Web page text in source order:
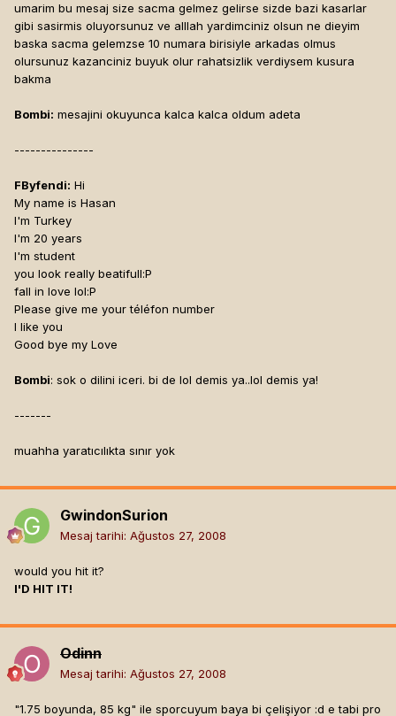
umarim bu mesaj size sacma gelmez gelirse sizde bazi kasarlar
gibi sasirmis oluyorsunuz ve alllah yardimciniz olsun ne dieyim
baska sacma gelemzse 10 numara birisiyle arkadas olmus
olursunuz kazanciniz buyuk olur rahatsizlik verdiysem kusura
bakma
Bombi: mesajini okuyunca kalca kalca oldum adeta
---------------
FByfendi: Hi
My name is Hasan
I'm Turkey
I'm 20 years
I'm student
you look really beatifull:P
fall in love lol:P
Please give me your téléfon number
I like you
Good bye my Love
Bombi: sok o dilini iceri. bi de lol demis ya..lol demis ya!
-------
muahha yaratıcılıkta sınır yok
GwindonSurion
Mesaj tarihi: Ağustos 27, 2008
would you hit it?
I'D HIT IT!
Odinn
Mesaj tarihi: Ağustos 27, 2008
"1.75 boyunda, 85 kg" ile sporcuyum baya bi çelişiyor :d e tabi pro